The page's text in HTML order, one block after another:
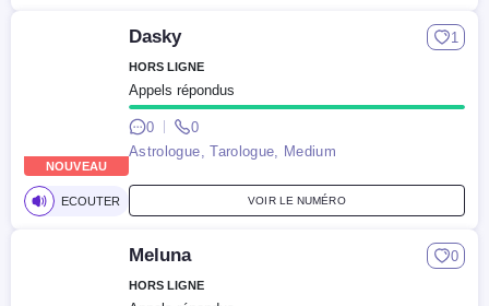
NOUVEAU
Dasky 1
HORS LIGNE
Appels répondus
0
0
Astrologue, Tarologue, Medium
ECOUTER VOIR LE NUMÉRO
Meluna 0
HORS LIGNE